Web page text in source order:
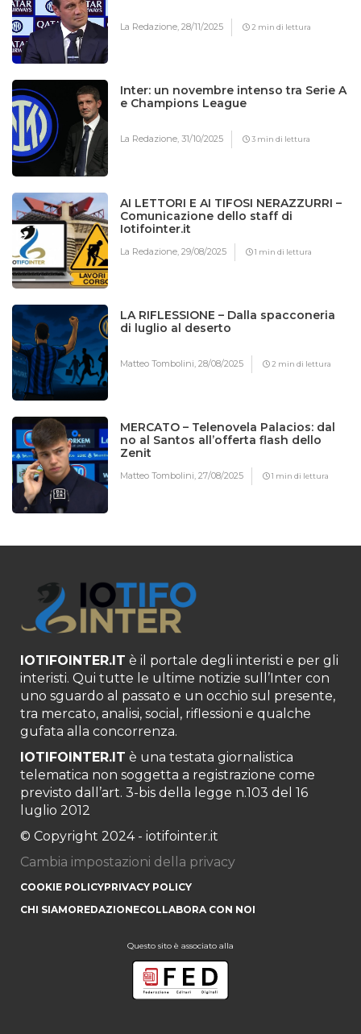
La Redazione,28/11/2025 2 min di lettura
Inter: un novembre intenso tra Serie A
e Champions League
La Redazione,31/10/2025 3 min di lettura
AI LETTORI E AI TIFOSI NERAZZURRI –
Comunicazione dello staff di
Iotifointer.it
La Redazione,29/08/2025 1 min di lettura
LA RIFLESSIONE – Dalla spacconeria
di luglio al deserto
Matteo Tombolini,28/08/2025 2 min di lettura
MERCATO – Telenovela Palacios: dal
no al Santos all’offerta flash dello
Zenit
Matteo Tombolini,27/08/2025 1 min di lettura
IOTIFOINTER.IT è il portale degli interisti e per gli
interisti. Qui tutte le ultime notizie sull’Inter con
uno sguardo al passato e un occhio sul presente,
tra mercato, analisi, social, riflessioni e qualche
gufata alla concorrenza.
IOTIFOINTER.IT è una testata giornalistica
telematica non soggetta a registrazione come
previsto dall’art. 3-bis della legge n.103 del 16
luglio 2012
© Copyright 2024 - iotifointer.it
Cambia impostazioni della privacy
COOKIE POLICYPRIVACY POLICY
CHI SIAMOREDAZIONECOLLABORA CON NOI
Questo sito è associato alla